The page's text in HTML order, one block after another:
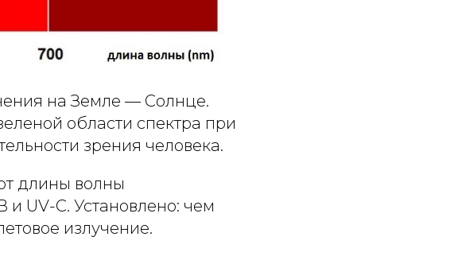
на Земле — Солнце.
области спектра при
зрения человека.
длины волны
и UV-С. Установлено: чем
излучение.